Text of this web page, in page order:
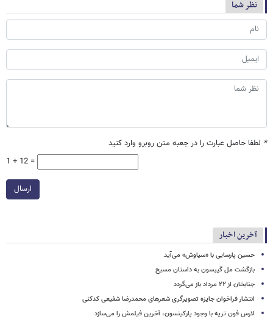
نظر شما
* لطفا حاصل عبارت را در جعبه متن روبرو وارد کنید
1 + 12 =
ارسال
آخرین اخبار
حسین پارسایی با «سیاوش» می‌آید
بازگشت مل گیبسون به داستان مسیح
جنابخان از ۲۲ مرداد باز می‌گردد
انتشار فراخوان جایزه تصویرگری شعرهای محمدرضا شفیعی کدکنی
لارس فون تریه با وجود پارکینسون، آخرین فیلمش را می‌سازد